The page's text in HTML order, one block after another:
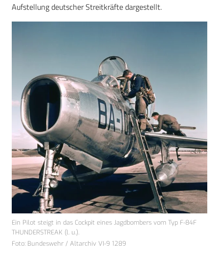
Aufstellung deutscher Streitkräfte dargestellt.
Ein Pilot steigt in das Cockpit eines Jagdbombers vom Typ F-84F
THUNDERSTREAK (l. u.).
Foto: Bundeswehr / Altarchiv VI-9 1289